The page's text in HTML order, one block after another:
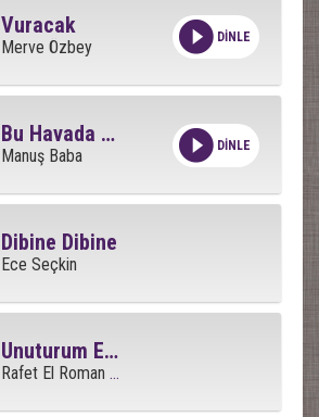
Vuracak
Merve Özbey DİNLE
Bu Havada Gidilmez
Manuş Baba DİNLE
Dibine Dibine
Ece Seçkin
Unuturum Elbet
Rafet El Roman Feat Derya